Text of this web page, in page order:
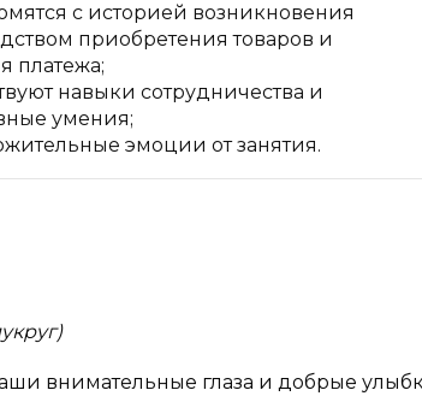
с историей возникновения
приобретения товаров и
платежа;
навыки сотрудничества и
умения;
эмоции от занятия.
внимательные глаза и добрые